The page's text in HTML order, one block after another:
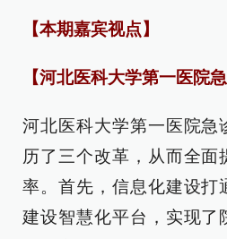
【本期嘉宾视点】
【河北医科大学第一医院急
河北医科大学第一医院急
历了三个改革，从而全面
率。首先，信息化建设打
建设智慧化平台，实现了